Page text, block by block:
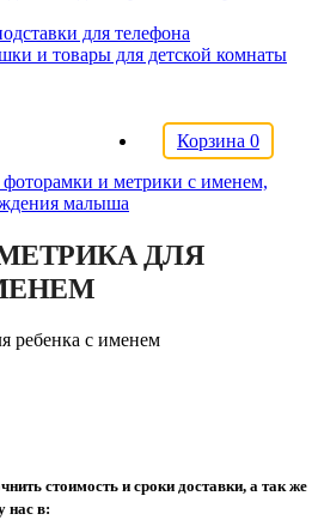
для телефона
и товары для детской комнаты
Корзина 0
фоторамки и метрики с именем,
малыша
ДЛЯ
стоимость и сроки доставки, а так же
нас в: